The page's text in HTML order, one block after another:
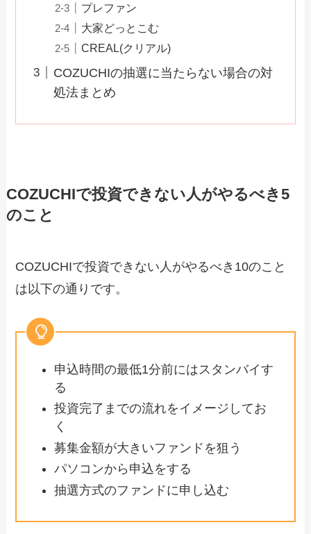
プレファン
大家どっとこむ
CREAL(クリアル)
COZUCHIの抽選に当たらない場合の対
処法まとめ
COZUCHIで投資できない人がやるべき5
のこと
COZUCHIで投資できない人がやるべき10のこと
は以下の通りです。
申込時間の最低1分前にはスタンバイす
る
投資完了までの流れをイメージしてお
く
募集金額が大きいファンドを狙う
パソコンから申込をする
抽選方式のファンドに申し込む